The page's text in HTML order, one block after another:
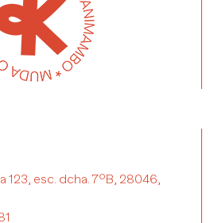
123, esc. dcha. 7ºB, 28046,